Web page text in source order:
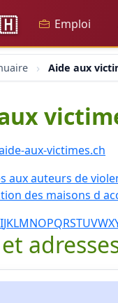
Emploi
Aide aux
aux-victimes.ch
aux auteurs de
des maisons d
IJKLMNOPQRSTUVWX